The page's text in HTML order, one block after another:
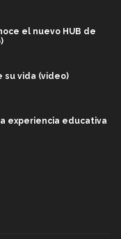
el nuevo HUB de
su vida (video)
experiencia educativa